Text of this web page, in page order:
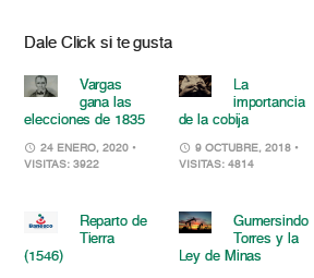
Dale Click si te gusta
Vargas
gana las
elecciones de 1835
24 ENERO, 2020 •
VISITAS: 3922
La
importancia
de la cobija
9 OCTUBRE, 2018 •
VISITAS: 4814
Reparto de
Tierra
(1546)
Gumersindo
Torres y la
Ley de Minas